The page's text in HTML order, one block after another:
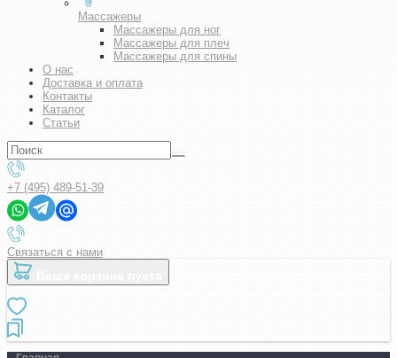
Массажеры
Массажеры для ног
Массажеры для плеч
Массажеры для спины
О нас
Доставка и оплата
Контакты
Каталог
Статьи
+7 (495) 489-51-39
Связаться с нами